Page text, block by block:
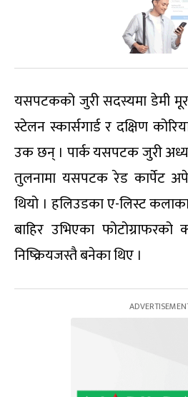
यसपटकको जुरी सदस्यमा डेमी
स्टेलन स्कार्सगार्ड र दक्षिण
उक छन् । पार्क यसपटक जुरी
तुलनामा यसपटक रेड कार्पेट
थियो । हलिउडका ए-लिस्ट
बाहिर उभिएका फोटोग्राफरको
निष्क्रियजस्तै बनेका थिए ।